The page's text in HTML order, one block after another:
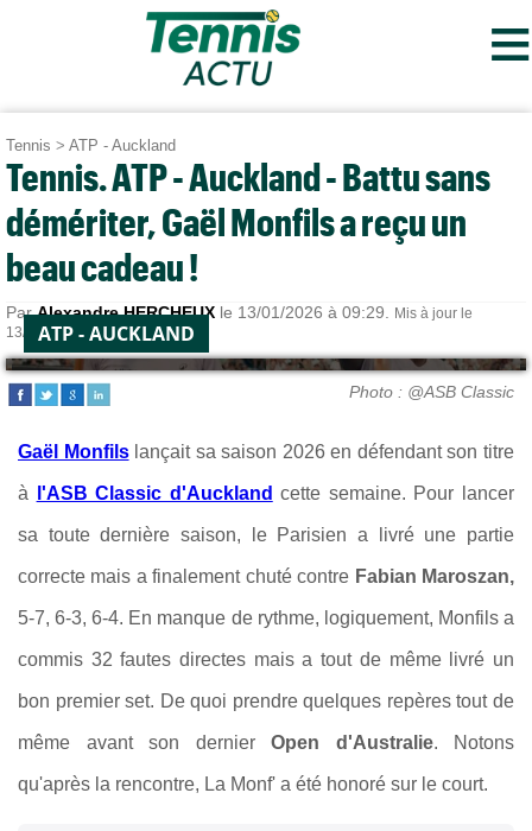
≡
Tennis > ATP - Auckland
Tennis. ATP - Auckland - Battu sans
démériter, Gaël Monfils a reçu un
beau cadeau !
ParAlexandre HERCHEUX le 13/01/2026 à 09:29.
Mis à jour le
13/01/2026 à 11:59.
ATP - AUCKLAND
Photo : @ASB Classic
Gaël Monfils lançait sa saison 2026 en défendant son titre
à l'ASB Classic d'Auckland cette semaine. Pour lancer
sa toute dernière saison, l e Parisien a livré une partie
correcte mais a finalement chuté contre Fabian Maroszan,
5-7, 6-3, 6-4. En manque de rythme, logiquement, Monfils a
commis 32 fautes directes mais a tout de même livré un
bon premier set. De quoi prendre quelques repères tout de
même avant son dernier Open d'Australie. Notons
qu'après la rencontre, La Monf' a été honoré sur le court.